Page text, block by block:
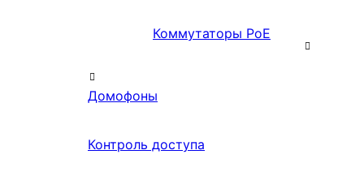
Коммутаторы PoE
Домофоны
Контроль доступа